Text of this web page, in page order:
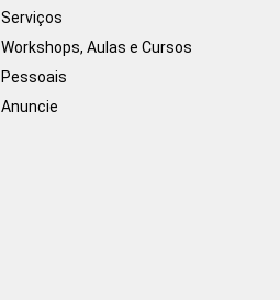
Serviços
Workshops, Aulas e Cursos
Pessoais
Anuncie